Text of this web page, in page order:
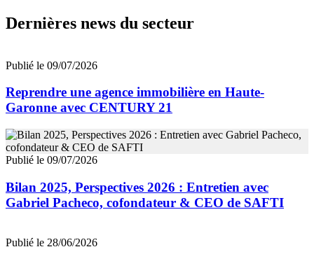
Dernières news du secteur
Publié le 09/07/2026
Reprendre une agence immobilière en Haute-
Garonne avec CENTURY 21
Publié le 09/07/2026
Bilan 2025, Perspectives 2026 : Entretien avec
Gabriel Pacheco, cofondateur & CEO de SAFTI
Publié le 28/06/2026